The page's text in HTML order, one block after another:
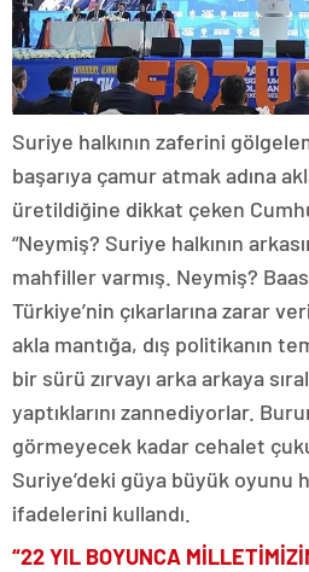
Suriye halkının zaferini
başarıya çamur atmak adına
üretildiğine dikkat çeken
“Neymiş? Suriye halkının
mahfiller varmış. Neymiş? Baas
Türkiye’nin çıkarlarına zarar
akla mantığa, dış politikanın
bir sürü zırvayı arka arkaya
yaptıklarını zannediyorlar.
görmeyecek kadar cehalet
Suriye’deki güya büyük oyunu
ifadelerini kullandı.
“22 YIL BOYUNCA